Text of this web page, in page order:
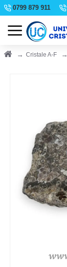
0799 879 911
Cristale A-F